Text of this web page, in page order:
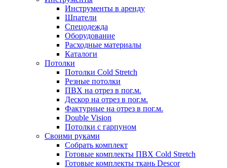
Инструменты в аренду
Шпатели
Спецодежда
Оборудование
Расходные материалы
Каталоги
Потолки
Потолки Cold Stretch
Резные потолки
ПВХ на отрез в пог.м.
Дескор на отрез в пог.м.
Фактурные на отрез в пог.м.
Double Vision
Потолки с гарпуном
Своими руками
Собрать комплект
Готовые комплекты ПВХ Cold Stretch
Готовые комплекты ткань Descor